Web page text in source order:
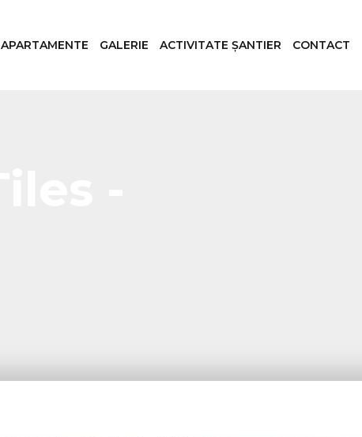
APARTAMENTE GALERIE ACTIVITATE ȘANTIER CONTACT